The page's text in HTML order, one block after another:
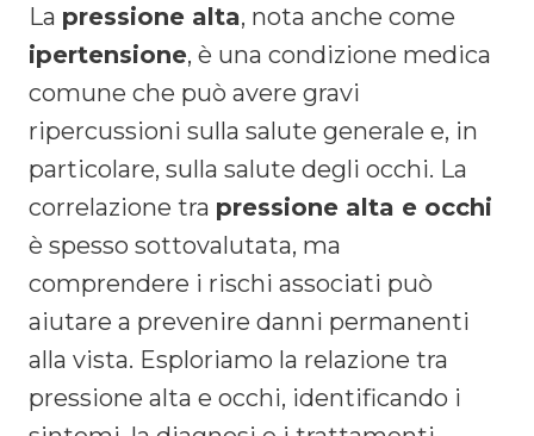
La pressione alta, nota anche come
ipertensione, è una condizione medica
comune che può avere gravi
ripercussioni sulla salute generale e, in
particolare, sulla salute degli occhi. La
correlazione tra pressione alta e occhi
è spesso sottovalutata, ma
comprendere i rischi associati può
aiutare a prevenire danni permanenti
alla vista. Esploriamo la relazione tra
pressione alta e occhi, identificando i